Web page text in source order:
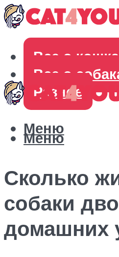
Все о
Все о
Разное
Меню
Меню
Сколько
собаки
домашних